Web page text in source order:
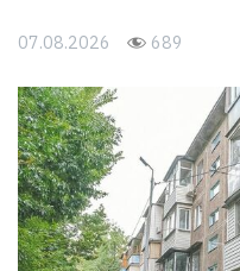
07.08.2026 689